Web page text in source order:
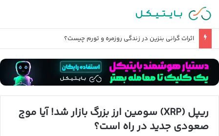
اثرات گرانی بنزین در زندگی روزمره و تورم چیست؟
ریپل (XRP) سومین ارز بزرگ بازار شد! آیا موج
صعودی جدید در راه است؟